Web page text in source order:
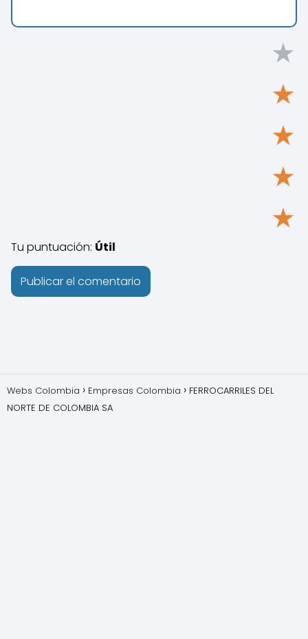
★
★
★
★
★
Tu puntuación: Útil
Webs Colombia Empresas Colombia
FERROCARRILES DEL
NORTE DE COLOMBIA SA